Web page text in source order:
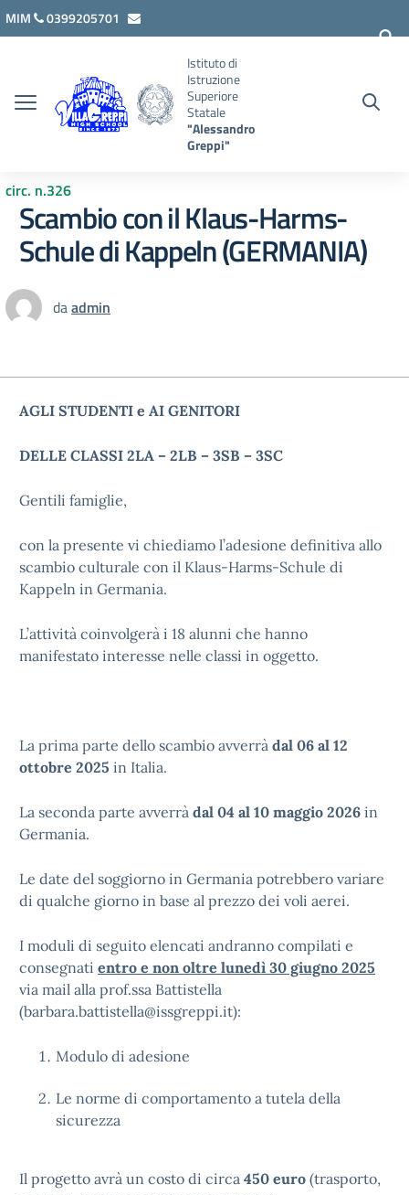
Vai ai contenuti
Vai al menu di navigazione
Vai al footer
MIM
0399205701
Istituto di
Istruzione
Superiore
Statale
"Alessandro
Greppi"
circ. n.326
Scambio con il Klaus-Harms-
Schule di Kappeln (GERMANIA)
daadmin
AGLI STUDENTI e AI GENITORI
DELLE CLASSI 2LA – 2LB – 3SB – 3SC
Gentili famiglie,
con la presente vi chiediamo l’adesione definitiva allo
scambio culturale con il Klaus-Harms-Schule di
Kappeln in Germania.
L’attività coinvolgerà i 18 alunni che hanno
manifestato interesse nelle classi in oggetto.
La prima parte dello scambio avverrà dal 06 al 12
ottobre 2025 in Italia.
La seconda parte avverrà dal 04 al 10 maggio 2026 in
Germania.
Le date del soggiorno in Germania potrebbero variare
di qualche giorno in base al prezzo dei voli aerei.
I moduli di seguito elencati andranno compilati e
consegnati entro e non oltre lunedì 30 giugno 2025
via mail alla prof.ssa Battistella
(barbara.battistella@issgreppi.it):
Modulo di adesione
Le norme di comportamento a tutela della
sicurezza
Il progetto avrà un costo di circa 450 euro (trasporto,